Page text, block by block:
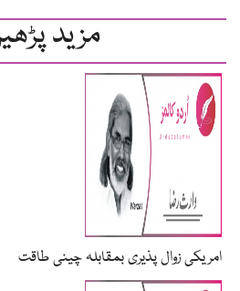
مزید پڑھیں
امریکی زوال پذیری بمقابلہ چینی طاقت